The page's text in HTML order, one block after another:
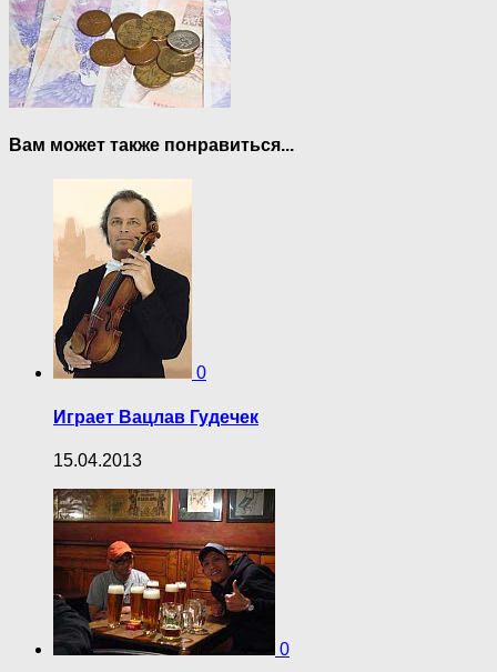
Вам может также понравиться...
0
Играет Вацлав Гудечек
15.04.2013
0